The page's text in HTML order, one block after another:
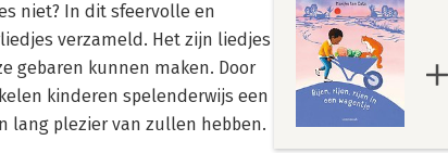
niet? In dit sfeervolle en
verzameld. Het zijn liedjes
gebaren kunnen maken. Door
kinderen spelenderwijs een
lang plezier van zullen hebben.